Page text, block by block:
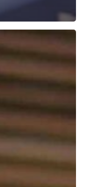
Deportes
Sucesos
Medio Ambiente
Planeta Rural
Especiales
Política
Galerías